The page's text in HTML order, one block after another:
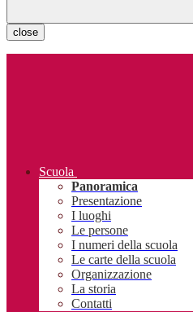
close
Scuola
Panoramica
Presentazione
I luoghi
Le persone
I numeri della scuola
Le carte della scuola
Organizzazione
La storia
Contatti